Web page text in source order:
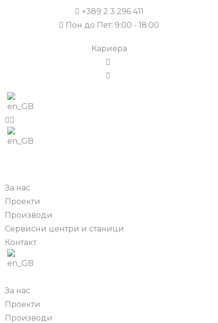
+389 2 3 296 411
Пон до Пет: 9:00 - 18:00
Кариера
За нас
Проекти
Производи
Сервисни центри и станици
Контакт
За нас
Проекти
Производи